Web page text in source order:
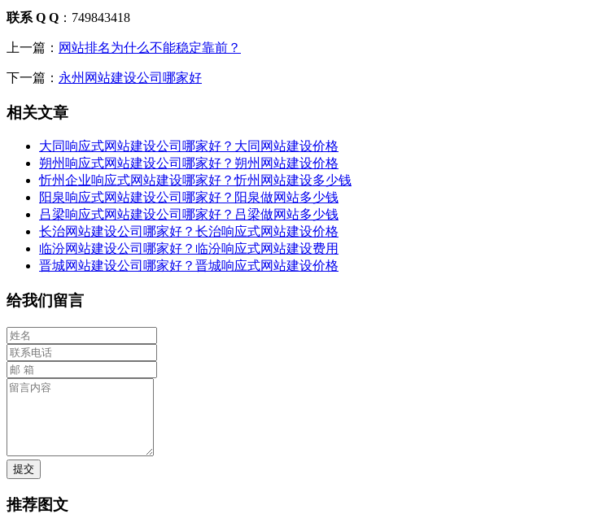
联系 Q Q ：749843418
上一篇： 网站排名为什么不能稳定靠前？
下一篇： 永州网站建设公司哪家好
相关文章
大同响应式网站建设公司哪家好？大同网站建设价格
朔州响应式网站建设公司哪家好？朔州网站建设价格
忻州企业响应式网站建设哪家好？忻州网站建设多少钱
阳泉响应式网站建设公司哪家好？阳泉做网站多少钱
吕梁响应式网站建设公司哪家好？吕梁做网站多少钱
长治网站建设公司哪家好？长治响应式网站建设价格
临汾网站建设公司哪家好？临汾响应式网站建设费用
晋城网站建设公司哪家好？晋城响应式网站建设价格
给我们留言
提交
推荐图文